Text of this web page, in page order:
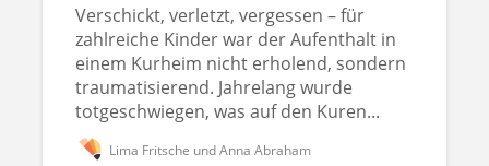
Verschickt, verletzt, vergessen – für
zahlreiche Kinder war der Aufenthalt in
einem Kurheim nicht erholend, sondern
traumatisierend. Jahrelang wurde
totgeschwiegen, was auf den Kuren...
Lima Fritsche und Anna Abraham